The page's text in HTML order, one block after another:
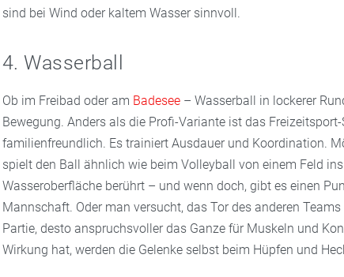
sind bei Wind oder kaltem Wasser sinnvoll.
4. Wasserball
Ob im Freibad oder am Badesee– Wasserball in lockerer
Bewegung. Anders als die Profi-Variante ist das
familienfreundlich. Es trainiert Ausdauer und Koordination.
spielt den Ball ähnlich wie beim Volleyball von einem Feld
Wasseroberfläche berührt – und wenn doch, gibt es einen
Mannschaft. Oder man versucht, das Tor des anderen
Partie, desto anspruchsvoller das Ganze für Muskeln und
Wirkung hat, werden die Gelenke selbst beim Hüpfen und